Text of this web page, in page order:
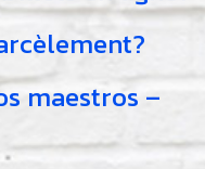
maestros –